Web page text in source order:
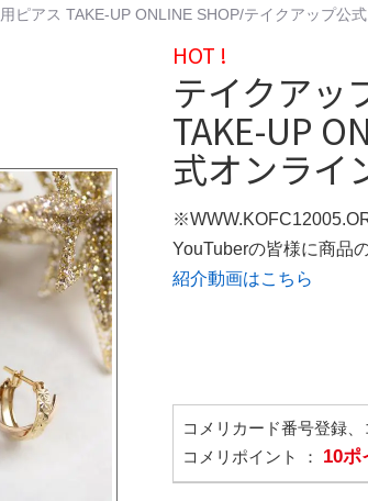
ピアス TAKE-UP ONLINE SHOP/テイクアップ公
HOT !
テイクアッ
TAKE-UP
式オンライ
YouTuberの皆様に商品
紹介動画はこちら
コメリカード番号登録
コメリポイント ： 10ポ